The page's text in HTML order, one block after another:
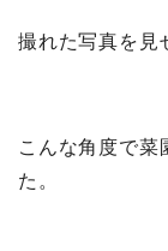
撮れた写真を見
こんな角度で菜
た。